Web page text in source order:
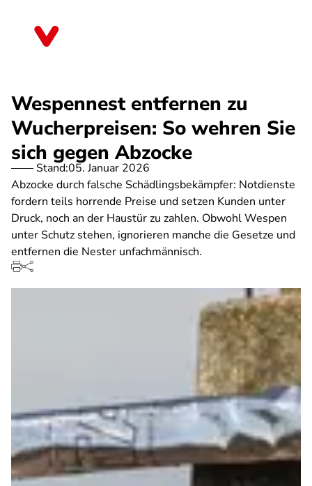
Wespennest entfernen zu
Wucherpreisen: So wehren Sie
sich gegen Abzocke
Stand:05. Januar 2026
Abzocke durch falsche Schädlingsbekämpfer: Notdienste
fordern teils horrende Preise und setzen Kunden unter
Druck, noch an der Haustür zu zahlen. Obwohl Wespen
unter Schutz stehen, ignorieren manche die Gesetze und
entfernen die Nester unfachmännisch.